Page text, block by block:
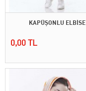
KAPÜŞONLU ELBİSE
0,00 TL